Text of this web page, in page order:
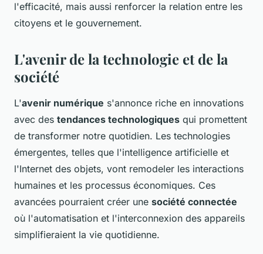
l'efficacité, mais aussi renforcer la relation entre les
citoyens et le gouvernement.
L'avenir de la technologie et de la
société
L'avenir numérique s'annonce riche en innovations
avec des tendances technologiques qui promettent
de transformer notre quotidien. Les technologies
émergentes, telles que l'intelligence artificielle et
l'Internet des objets, vont remodeler les interactions
humaines et les processus économiques. Ces
avancées pourraient créer une société connectée
où l'automatisation et l'interconnexion des appareils
simplifieraient la vie quotidienne.